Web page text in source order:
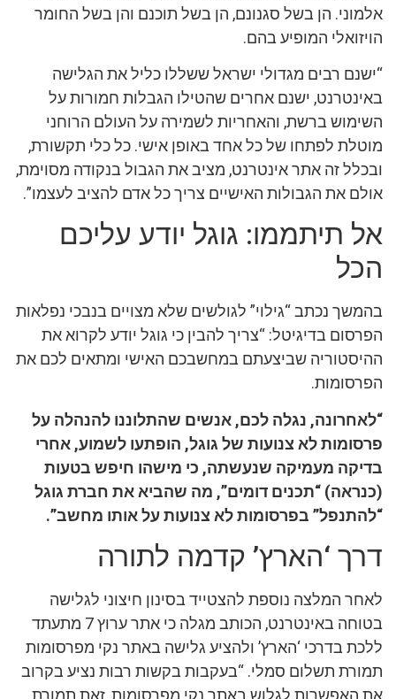
אלמוני. הן בשל סגנונם, הן בשל תוכנם והן בשל החומר
הויזואלי המופיע בהם.
“ישנם רבים מגדולי ישראל ששללו כליל את הגלישה
באינטרנט, ישנם אחרים שהטילו הגבלות חמורות על
השימוש ברשת, והאחריות לשמירה על העולם הרוחני
מוטלת לפתחו של כל אחד באופן אישי. כל כלי תקשורת,
ובכלל זה אתר אינטרנט, מציב את הגבול בנקודה מסוימת,
אולם את הגבולות האישיים צריך כל אדם להציב לעצמו”.
אל תיתממו: גוגל יודע עליכם
הכל
בהמשך נכתב “גילוי” לגולשים שלא מצויים בנבכי נפלאות
הפרסום בדיגיטל: “צריך להבין כי גוגל יודע לקרוא את
ההיסטוריה שביצעתם במחשבכם האישי ומתאים לכם את
הפרסומות.
“לאחרונה, נגלה לכם, אנשים שהתלוננו להנהלה על
פרסומות לא צנועות של גוגל, הופתעו לשמוע, אחרי
בדיקה מעמיקה שנעשתה, כי מישהו חיפש בטעות
(כנראה) “תכנים דומים”, מה שהביא את חברת גוגל
“להתנפל” בפרסומות לא צנועות על אותו מחשב”.
דרך ‘הארץ’ קדמה לתורה
לאחר המלצה נוספת להצטייד בסינון חיצוני לגלישה
בטוחה באינטרנט, הכותב מגלה כי אתר ערוץ 7 מתעתד
ללכת בדרכי ‘הארץ’ ולהציע גלישה באתר נקי מפרסומות
תמורת תשלום סמלי. “בעקבות בקשות רבות נציע בקרוב
את האפשרות לגלוש באתר נקי מפרסומות, זאת תמורת